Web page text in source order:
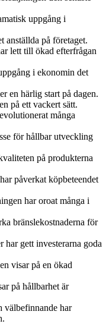
uppgång i
anställda på företaget.
lett till ökad efterfrågan
i ekonomin det
en härlig start på dagen.
på ett vackert sätt.
många
för hållbar utveckling
på produkterna
påverkat köpbeteendet
har oroat många i
bränslekostnaderna för
har gett investerarna goda
visar på en ökad
på hållbarhet är
välbefinnande har